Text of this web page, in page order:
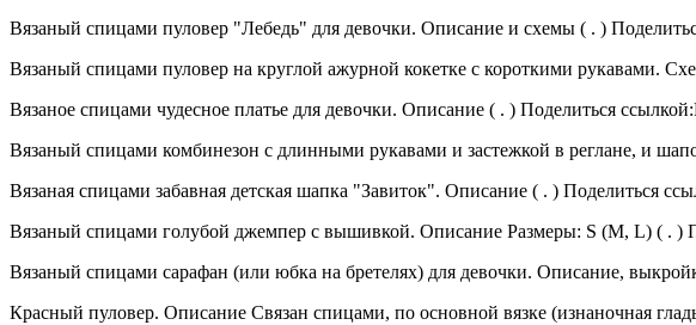
Вязаный спицами пуловер "Лебедь" для девочки. Описание и схемы ( . )
Вязаный спицами пуловер на круглой ажурной кокетке с короткими рукавами.
Вязаное спицами чудесное платье для девочки. Описание ( . ) Поделиться
Вязаный спицами комбинезон с длинными рукавами и застежкой в реглане, и
Вязаная спицами забавная детская шапка "Завиток". Описание ( . ) Поделиться
Вязаный спицами голубой джемпер с вышивкой. Описание Размеры: S (M, L) ( . )
Вязаный спицами сарафан (или юбка на бретелях) для девочки. Описание,
Красный пуловер. Описание Связан спицами, по основной вязке (изнаночная